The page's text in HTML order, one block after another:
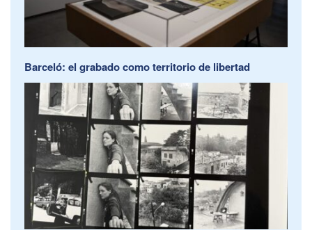
Barceló: el grabado como territorio de libertad